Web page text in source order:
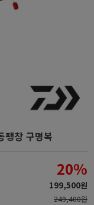
팽창 구명복
20%
199,500원
249,400원